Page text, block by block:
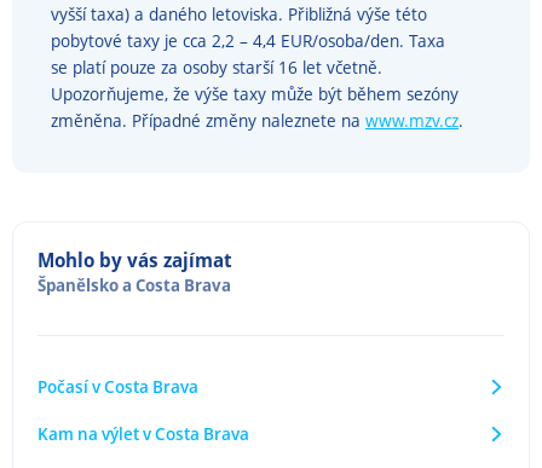
vyšší taxa) a daného letoviska. Přibližná výše této
pobytové taxy je cca 2,2 – 4,4 EUR/osoba/den. Taxa
se platí pouze za osoby starší 16 let včetně.
Upozorňujeme, že výše taxy může být během sezóny
změněna. Případné změny naleznete na www.mzv.cz.
Mohlo by vás zajímat
Španělskoa Costa Brava
Počasí v Costa Brava
Kam na výlet v Costa Brava